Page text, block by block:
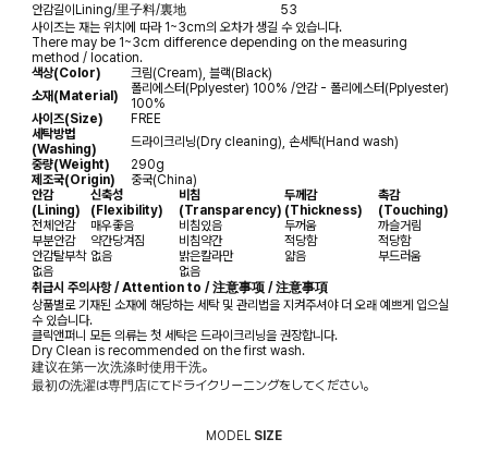
안감길이Lining/里子料/裏地
53
사이즈는 재는 위치에 따라 1~3cm의 오차가 생길 수 있습니다.
There may be 1~3cm difference depending on the measuring
method / location.
색상(Color)
크림(Cream), 블랙(Black)
소재(Material)
폴리에스터(Pplyester) 100% /안감 - 폴리에스터(Pplyester)
100%
사이즈(Size)
FREE
세탁방법
(Washing)
드라이크리닝(Dry cleaning), 손세탁(Hand wash)
중량(Weight)
290g
제조국(Origin)
중국(China)
안감
(Lining)
신축성
(Flexibility)
비침
(Transparency)
두께감
(Thickness)
촉감
(Touching)
전체안감
매우좋음 비침있음 두꺼움
까슬거림
부분안감
약간당겨짐 비침약간 적당함
적당함
안감탈부착 없음 밝은칼라만 얇음
부드러움
없음
없음
취급시 주의사항 / Attention to / 注意事项 / 注意事項
상품별로 기재된 소재에 해당하는 세탁 및 관리법을 지켜주셔야 더 오래 예쁘게 입으실
수 있습니다.
클릭앤퍼니 모든 의류는 첫 세탁은 드라이크리닝을 권장합니다.
Dry Clean is recommended on the first wash.
建议在第一次洗涤时使用干洗。
最初の洗濯は専門店にてドライクリーニングをしてください。
MODEL SIZE